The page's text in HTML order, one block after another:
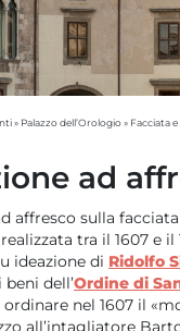
E PRENOTAZIONI
» Palazzo dell’Orologio» Facciata
ad
affresco sulla
tra il 1607 e il
ideazione di Ridolfo
dell’Ordine di
nel 1607 il
all’intagliatore